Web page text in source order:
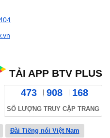
TẢI APP BTV PLUS
473 908 168
SỐ LƯỢNG TRUY CẬP TRANG
Đài Tiếng nói Việt Nam